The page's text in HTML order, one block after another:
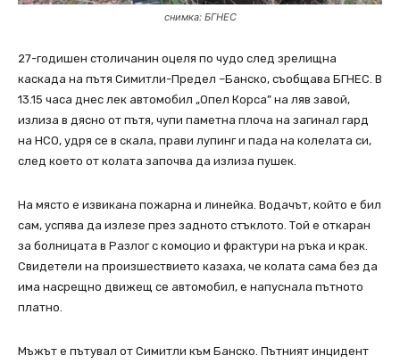
снимка: БГНЕС
27-годишен столичанин оцеля по чудо след зрелищна
каскада на пътя Симитли-Предел –Банско, съобщава БГНЕС. В
13.15 часа днес лек автомобил „Опел Корса” на ляв завой,
излиза в дясно от пътя, чупи паметна плоча на загинал гард
на НСО, удря се в скала, прави лупинг и пада на колелата си,
след което от колата започва да излиза пушек.
На място е извикана пожарна и линейка. Водачът, който е бил
сам, успява да излезе през задното стъклото. Той е откаран
за болницата в Разлог с комоцио и фрактури на ръка и крак.
Свидетели на произшествието казаха, че колата сама без да
има насрещно движещ се автомобил, е напуснала пътното
платно.
Мъжът е пътувал от Симитли към Банско. Пътният инцидент